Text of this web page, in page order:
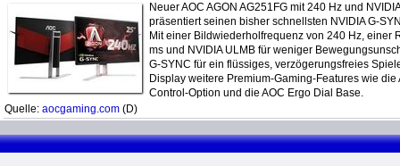
Neuer AOC AGON AG251FG mit 240 Hz und
präsentiert seinen bisher schnellsten NVIDIA G-
Mit einer Bildwiederholfrequenz von 240 Hz, einer
ms und NVIDIA ULMB für weniger
G-SYNC für ein flüssiges, verzögerungsfreies
Display weitere Premium-Gaming-Features wie die
Control-Option und die AOC Ergo Dial Base.
Quelle: aocgaming.com (D)